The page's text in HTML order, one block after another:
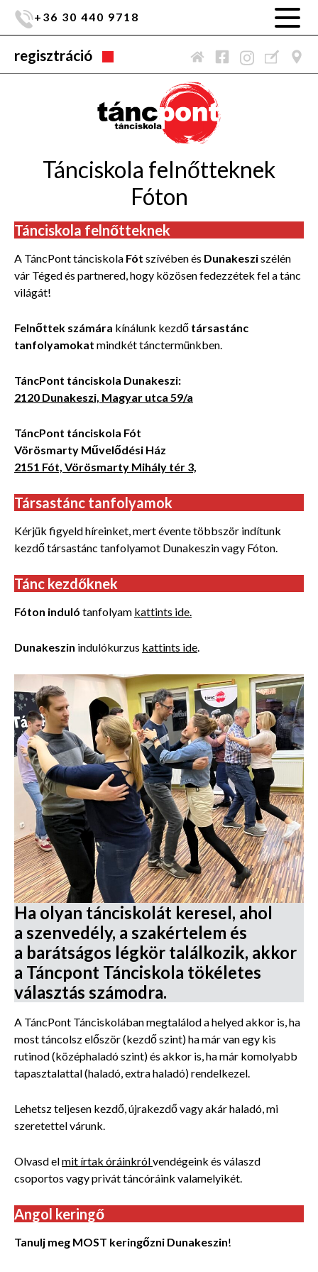
+36 30 440 9718
regisztráció
Tánciskola felnőtteknek
Fóton
Tánciskola felnőtteknek
A TáncPont tánciskola Fót szívében és Dunakesziszélén
vár Téged és partnered, hogy közösen fedezzétek fel a tánc
világát!
Felnőttek számára kínálunk kezdő társastánc
tanfolyamokat mindkét tánctermünkben.
TáncPont tánciskola Dunakeszi:
2120 Dunakeszi, Magyar utca 59/a
TáncPont tánciskola Fót
Vörösmarty Művelődési Ház
2151 Fót, Vörösmarty Mihály tér 3,
Társastánc tanfolyamok
Kérjük figyeld híreinket, mert évente többször indítunk
kezdő társastánc tanfolyamot Dunakeszin vagy Fóton.
Tánc kezdőknek
Fóton induló tanfolyam kattints ide.
Dunakeszin indulókurzus kattints ide.
Ha olyan tánciskolát keresel, ahol
a szenvedély, a szakértelem és
a barátságos légkör találkozik, akkor
a Táncpont Tánciskola tökéletes
választás számodra.
A TáncPont Tánciskolában megtalálod a helyed akkor is, ha
most táncolsz először (kezdő szint) ha már van egy kis
rutinod (középhaladó szint) és akkor is, ha már komolyabb
tapasztalattal (haladó, extra haladó) rendelkezel.
Lehetsz teljesen kezdő, újrakezdő vagy akár haladó, mi
szeretettel várunk.
Olvasd elmit írtak óráinkrólvendégeink és válaszd
csoportos vagy privát táncóráink valamelyikét.
Angol keringő
Tanulj meg MOST keringőzni Dunakeszin!